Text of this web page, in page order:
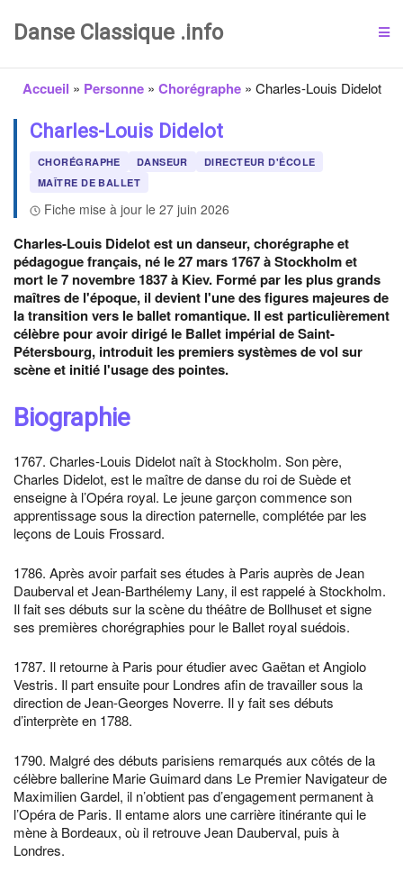
Danse Classique .info
Accueil » Personne» Chorégraphe» Charles-Louis Didelot
Charles-Louis Didelot
CHORÉGRAPHE DANSEUR
DIRECTEUR D'ÉCOLE
MAÎTRE DE BALLET
Fiche mise à jour le 27 juin 2026
Charles-Louis Didelot est un danseur, chorégraphe et
pédagogue français, né le 27 mars 1767 à Stockholm et
mort le 7 novembre 1837 à Kiev. Formé par les plus grands
maîtres de l'époque, il devient l'une des figures majeures de
la transition vers le ballet romantique. Il est particulièrement
célèbre pour avoir dirigé le Ballet impérial de Saint-
Pétersbourg, introduit les premiers systèmes de vol sur
scène et initié l'usage des pointes.
Biographie
1767. Charles-Louis Didelot naît à Stockholm. Son père,
Charles Didelot, est le maître de danse du roi de Suède et
enseigne à l’Opéra royal. Le jeune garçon commence son
apprentissage sous la direction paternelle, complétée par les
leçons de Louis Frossard.
1786. Après avoir parfait ses études à Paris auprès de Jean
Dauberval et Jean-Barthélemy Lany, il est rappelé à Stockholm.
Il fait ses débuts sur la scène du théâtre de Bollhuset et signe
ses premières chorégraphies pour le Ballet royal suédois.
1787. Il retourne à Paris pour étudier avec Gaëtan et Angiolo
Vestris. Il part ensuite pour Londres afin de travailler sous la
direction de Jean-Georges Noverre. Il y fait ses débuts
d’interprète en 1788.
1790. Malgré des débuts parisiens remarqués aux côtés de la
célèbre ballerine Marie Guimard dans Le Premier Navigateur de
Maximilien Gardel, il n’obtient pas d’engagement permanent à
l’Opéra de Paris. Il entame alors une carrière itinérante qui le
mène à Bordeaux, où il retrouve Jean Dauberval, puis à
Londres.